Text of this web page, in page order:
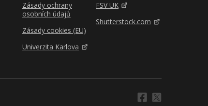
Zásady ochrany
osobních údajů
Zásady cookies (EU)
Univerzita Karlova
FSV UK
Shutterstock.com